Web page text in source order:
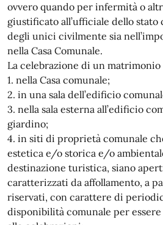
ovvero quando per infermità o
giustificato all’ufficiale dello
degli unici civilmente sia
nella Casa Comunale.
La celebrazione di un
1. nella Casa comunale;
2. in una sala dell’edificio
3. nella sala esterna all’edificio
giardino;
4. in siti di proprietà comunale
estetica e/o storica e/o
destinazione turistica, siano
caratterizzati da affollamento, a
riservati, con carattere di
disponibilità comunale per